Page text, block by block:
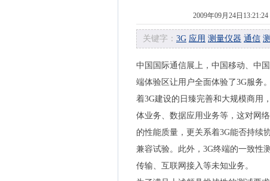
2009年09月24日13:21:24
关键字： 3G 应用 测量仪器 通信
中国国际通信展上，中国移动、中
端体验区让用户全面体验了3G服务
着3G建设的日臻完善和大规模商用
体业务、数据应用业务等，这对网
的性能质量，更关系着3G能否持续
兼容试验。此外，3G终端的一致性
传输、互联网接入等未知业务。